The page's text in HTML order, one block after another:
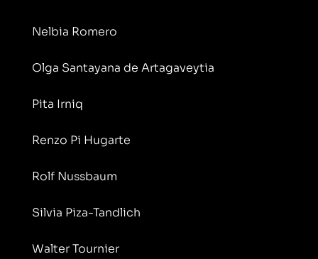
Nelbia Romero
Olga Santayana de Artagaveytia
Pita Irniq
Renzo Pi Hugarte
Rolf Nussbaum
Silvia Piza-Tandlich
Walter Tournier